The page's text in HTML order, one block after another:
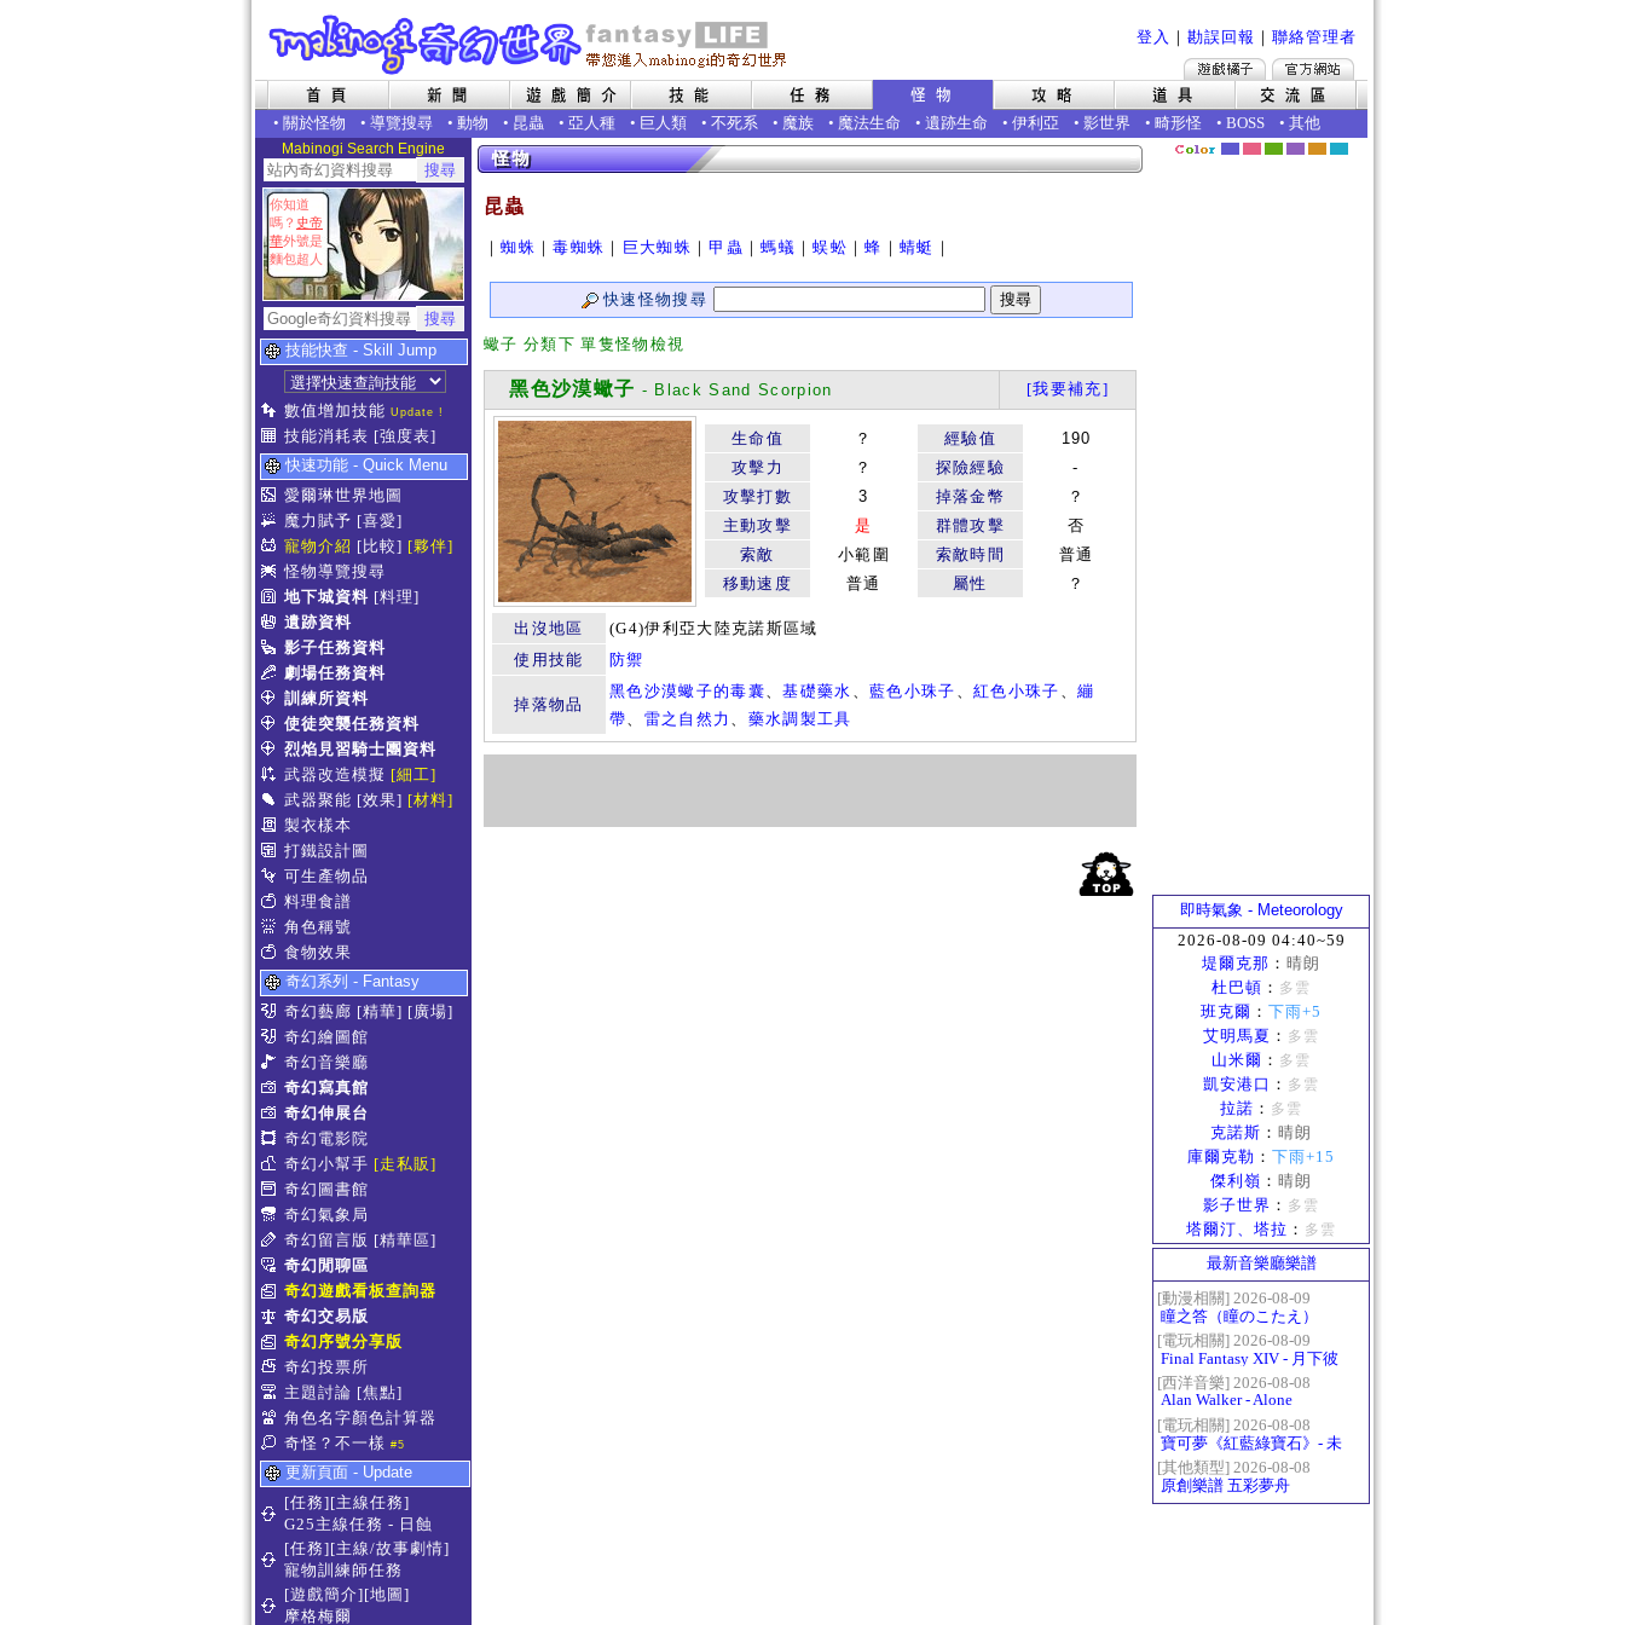
登入 ｜ 勘誤回報 ｜ 聯絡管理者
• 關於怪物 • 導覽搜尋 • 動物 • 昆蟲 • 亞人種 • 巨人類 • 不死系 • 魔族 • 魔法生命 • 遺跡生命 • 伊利亞 • 影世界 • 畸形怪 • BOSS • 其他
Mabinogi Search Engine
你知道
嗎？ 史帝
華外號是
麵包超人
技能快查 - Skill Jump
數值增加技能 Update !
技能消耗表 [強度表]
快速功能 - Quick Menu
愛爾琳世界地圖
魔力賦予 [喜愛]
寵物介紹 [比較] [夥伴]
怪物導覽搜尋
地下城資料 [料理]
遺跡資料
影子任務資料
劇場任務資料
訓練所資料
使徒突襲任務資料
烈焰見習騎士團資料
武器改造模擬 [細工]
武器聚能 [效果] [材料]
製衣樣本
打鐵設計圖
可生產物品
料理食譜
角色稱號
食物效果
奇幻系列 - Fantasy
奇幻藝廊 [精華] [廣場]
奇幻繪圖館
奇幻音樂廳
奇幻寫真館
奇幻伸展台
奇幻電影院
奇幻小幫手 [走私販]
奇幻圖書館
奇幻氣象局
奇幻留言版 [精華區]
奇幻閒聊區
奇幻遊戲看板查詢器
奇幻交易版
奇幻序號分享版
奇幻投票所
主題討論 [焦點]
角色名字顏色計算器
奇怪？不一樣 #5
更新頁面 - Update
[任務][主線任務]
G25主線任務 - 日蝕
[任務][主線/故事劇情]
寵物訓練師任務
[遊戲簡介][地圖]
摩格梅爾
昆蟲
｜蜘蛛 ｜毒蜘蛛 ｜ 巨大蜘蛛 ｜甲蟲 ｜螞蟻 ｜蜈蚣 ｜蜂 ｜蜻蜓 ｜
快速怪物搜尋
蠍子 分類下 單隻怪物檢視
黑色沙漠蠍子 - Black Sand Scorpion [我要補充]
生命值 ？ 經驗值
190
攻擊力
？ 探險經驗
-
攻擊打數
3 掉落金幣
？
主動攻擊
是 群體攻擊
否
索敵
小範圍 索敵時間
普通
移動速度
普通 屬性 ？
出沒地區
(G4)伊利亞大陸克諾斯區域
使用技能
防禦
掉落物品
黑色沙漠蠍子的毒囊、基礎藥水 、藍色小珠子 、紅色小珠子 、繃
帶、 雷之自然力 、 藥水調製工具
即時氣象 - Meteorology
2026-08-09 04:40~59
堤爾克那 ： 晴朗
杜巴頓 ： 多雲
班克爾 ： 下雨+5
艾明馬夏 ： 多雲
山米爾 ： 多雲
凱安港口 ： 多雲
拉諾 ： 多雲
克諾斯 ： 晴朗
庫爾克勒 ： 下雨+15
傑利嶺 ： 晴朗
影子世界 ： 多雲
塔爾汀、塔拉 ： 多雲
最新音樂廳樂譜
[動漫相關] 2026-08-09
瞳之答（瞳のこたえ）
[電玩相關] 2026-08-09
Final Fantasy XIV - 月下彼
岸花 ～蛮神ツクヨミ討滅
戦～
[西洋音樂] 2026-08-08
Alan Walker - Alone
[電玩相關] 2026-08-08
寶可夢《紅藍綠寶石》- 未
白鎮BGM (Littleroot Town)
[其他類型] 2026-08-08
原創樂譜 五彩夢舟